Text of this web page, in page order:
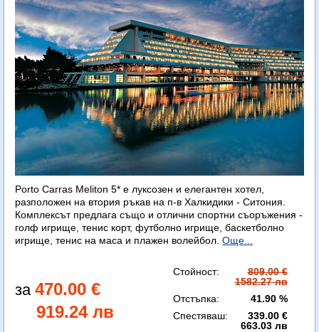
Porto Carras Meliton 5* е луксозен и елегантен хотел,
разположен на втория ръкав на п-в Халкидики - Ситония.
Комплексът предлага също и отлични спортни съоръжения -
голф игрище, тенис корт, футболно игрище, баскетболно
игрище, тенис на маса и плажен волейбол. Още...
470.00 €
919.24 лв
Стойност:
809.00 €
1582.27 лв
Отстъпка:
41.90 %
Спестяваш:
339.00 €
663.03 лв